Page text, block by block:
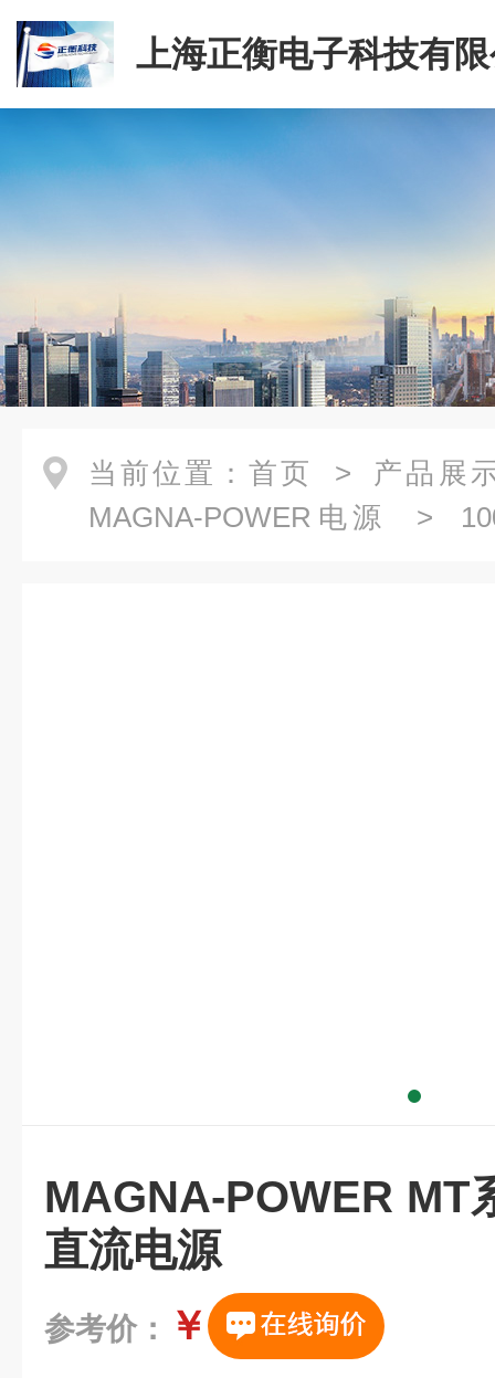
上海正衡电子科技有
当前位置： 首页 > 产品展
MAGNA-POWER电源
>
MAGNA-POWER MT
直流电源
参考价： ￥